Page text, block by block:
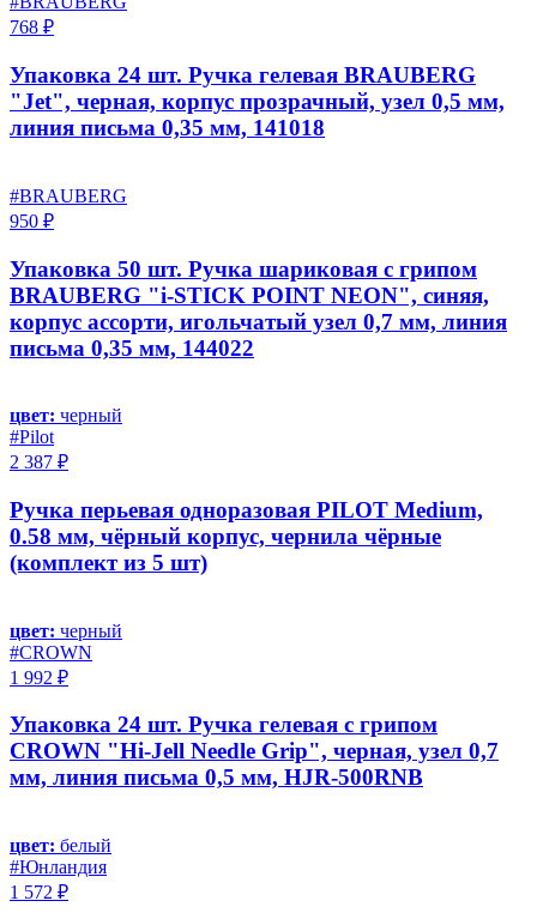
768 ₽
Упаковка 24 шт. Ручка гелевая BRAUBERG
"Jet", черная, корпус прозрачный, узел 0,5 мм,
линия письма 0,35 мм, 141018
#BRAUBERG
950 ₽
Упаковка 50 шт. Ручка шариковая с грипом
BRAUBERG "i-STICK POINT NEON", синяя,
корпус ассорти, игольчатый узел 0,7 мм, линия
письма 0,35 мм, 144022
цвет: черный
#Pilot
2 387 ₽
Ручка перьевая одноразовая PILOT Medium,
0.58 мм, чёрный корпус, чернила чёрные
(комплект из 5 шт)
цвет: черный
#CROWN
1 992 ₽
Упаковка 24 шт. Ручка гелевая с грипом
CROWN "Hi-Jell Needle Grip", черная, узел 0,7
мм, линия письма 0,5 мм, HJR-500RNB
цвет: белый
#Юнландия
1 572 ₽